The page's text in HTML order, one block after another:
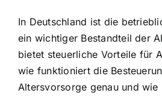
In Deutschland ist die
ein wichtiger Bestandteil der
bietet steuerliche Vorteile für
wie funktioniert die
Altersvorsorge genau und wie